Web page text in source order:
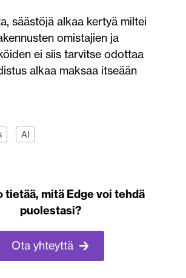
säästöjä alkaa kertyä miltei
omistajien ja
ei siis tarvitse odottaa
alkaa maksaa itseään
AI
tietää, mitä Edge voi tehdä
puolestasi?
Ota yhteyttä